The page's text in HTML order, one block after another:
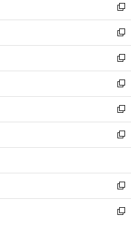
く
で
開
く
ド
ウ
で
開
く
ィ
ン
ド
ウ
で
開
く
い
ウ
ィ
ン
ド
ウ
で
開
く
新
し
い
ウ
ィ
ン
ド
ウ
で
開
く
新
し
い
ウ
ィ
ン
ド
ウ
で
開
新
し
い
ウ
ィ
ン
ド
ウ
開
く
新
し
い
ウ
ィ
ン
ウ
で
開
く
新
し
い
ウ
ン
ド
ウ
で
新
し
ウ
ィ
ン
ド
新
し
い
新